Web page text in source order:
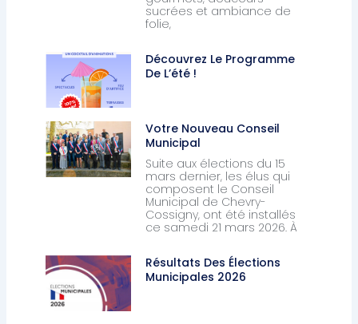
sucrées et ambiance de
folie,
Découvrez Le Programme
De L’été !
Votre Nouveau Conseil
Municipal
Suite aux élections du 15
mars dernier, les élus qui
composent le Conseil
Municipal de Chevry-
Cossigny, ont été installés
ce samedi 21 mars 2026. À
Résultats Des Élections
Municipales 2026